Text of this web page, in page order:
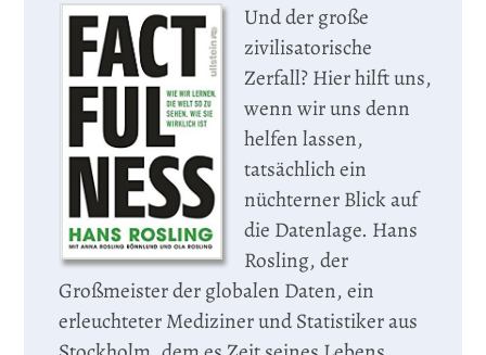
Und der große
zivilisatorische
Zerfall? Hier hilft uns,
wenn wir uns denn
helfen lassen,
tatsächlich ein
nüchterner Blick auf
die Datenlage. Hans
Rosling, der
Großmeister der globalen Daten, ein
erleuchteter Mediziner und Statistiker aus